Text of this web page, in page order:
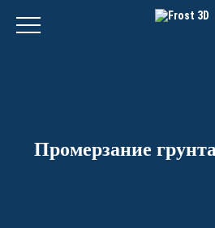
Промерзание